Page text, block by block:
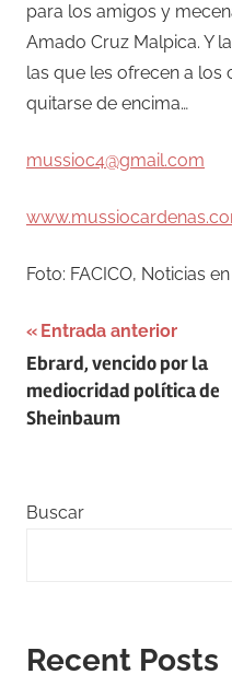
para los amigos y
Amado Cruz Malpica. Y
las que les ofrecen a
quitarse de encima…
mussioc4@gmail.com
Foto: FACICO, Noticias
Navegación
de
entradas
Entrada anterior
Ebrard, vencido por la
mediocridad política de
Sheinbaum
Buscar
Recent Posts